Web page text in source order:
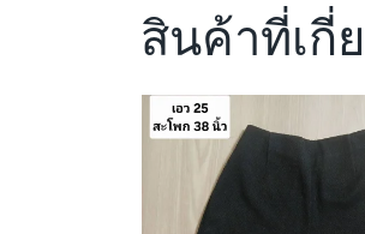
สินค้าที่เกี่